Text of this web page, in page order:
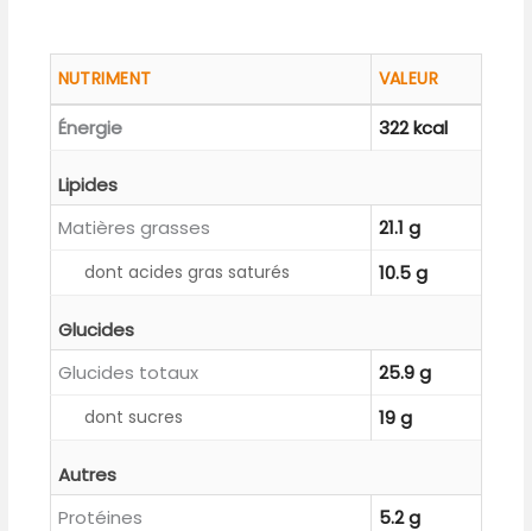
NUTRIMENT VALEUR
Énergie 322 kcal
Lipides
Matières grasses
21.1 g
dont acides gras saturés 10.5 g
Glucides
Glucides totaux
25.9 g
dont sucres 19 g
Autres
Protéines
5.2 g